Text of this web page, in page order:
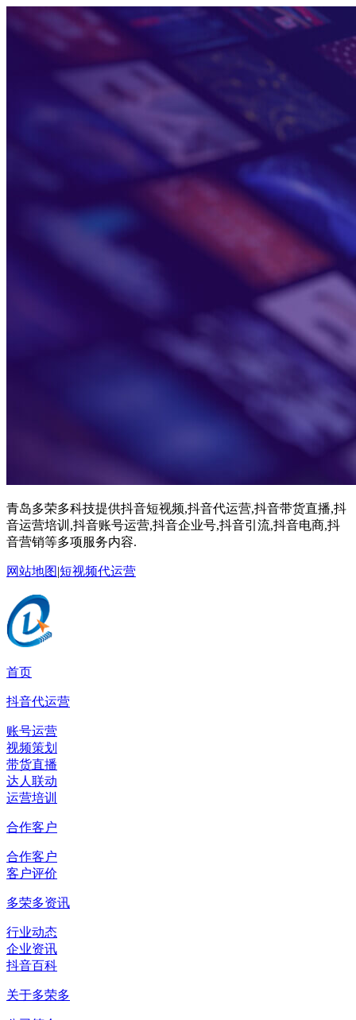
青岛多荣多科技提供抖音短视频,抖音代运营,抖音带货直播,抖
音运营培训,抖音账号运营,抖音企业号,抖音引流,抖音电商,抖
音营销等多项服务内容.
网站地图|短视频代运营
首页
抖音代运营
账号运营
视频策划
带货直播
达人联动
运营培训
合作客户
合作客户
客户评价
多荣多资讯
行业动态
企业资讯
抖音百科
关于多荣多